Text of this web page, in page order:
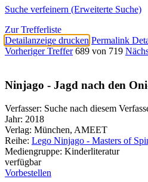
Suche verfeinern (Erweiterte Suche)
Zur Trefferliste
Detailanzeige drucken Permalink
Vorheriger Treffer 689 von 719
Ninjago - Jagd nach den
Verfasser: Suche nach diesem
Jahr: 2018
Verlag: München, AMEET
Reihe: Lego Ninjago - Masters of
Mediengruppe: Kinderliteratur
verfügbar
Vorbestellen